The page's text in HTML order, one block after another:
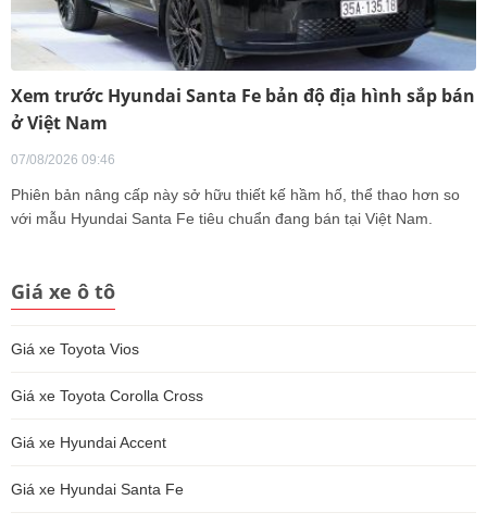
Xem trước Hyundai Santa Fe bản độ địa hình sắp bán
ở Việt Nam
07/08/2026 09:46
Phiên bản nâng cấp này sở hữu thiết kế hầm hố, thể thao hơn so
với mẫu Hyundai Santa Fe tiêu chuẩn đang bán tại Việt Nam.
Giá xe ô tô
Giá xe Toyota Vios
Giá xe Toyota Corolla Cross
Giá xe Hyundai Accent
Giá xe Hyundai Santa Fe